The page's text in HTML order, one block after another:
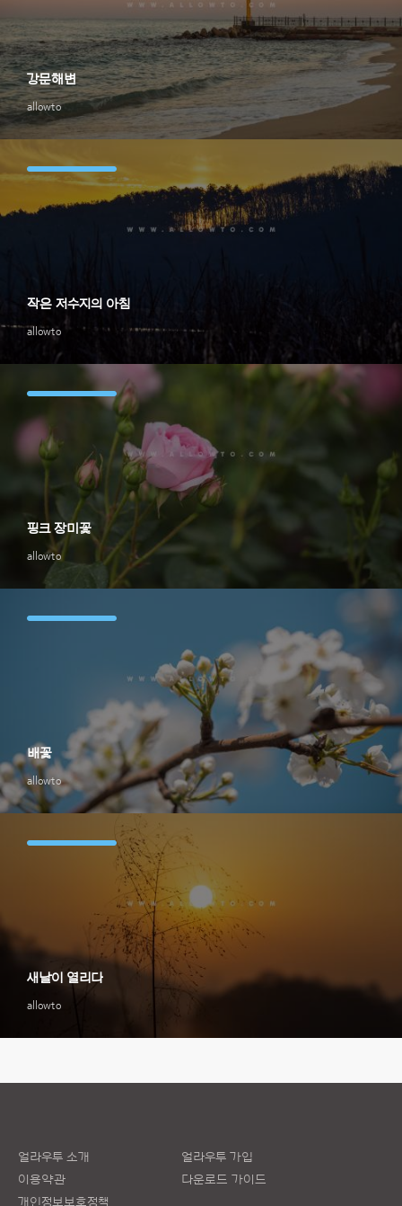
allowto
강문해변
allowto
작은 저수지의 아침
allowto
핑크 장미꽃
allowto
배꽃
allowto
새날이 열리다
얼라우투 소개
이용약관
개인정보보호정책
얼라우투 가입
다운로드 가이드